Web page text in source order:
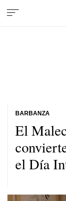
El
el Día
BARBANZA